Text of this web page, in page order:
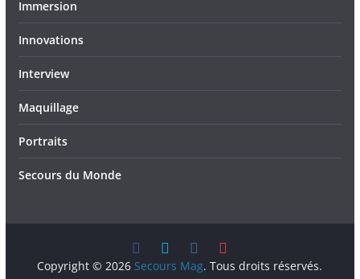
Immersion
Innovations
Interview
Maquillage
Portraits
Secours du Monde
Copyright © 2026 Secours Mag. Tous droits réservés.